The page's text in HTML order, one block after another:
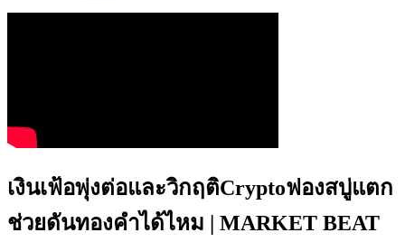
เงินเฟ้อพุ่งต่อและวิกฤติCryptoฟองสบู่แตก
ช่วยดันทองคำได้ไหม | MARKET BEAT